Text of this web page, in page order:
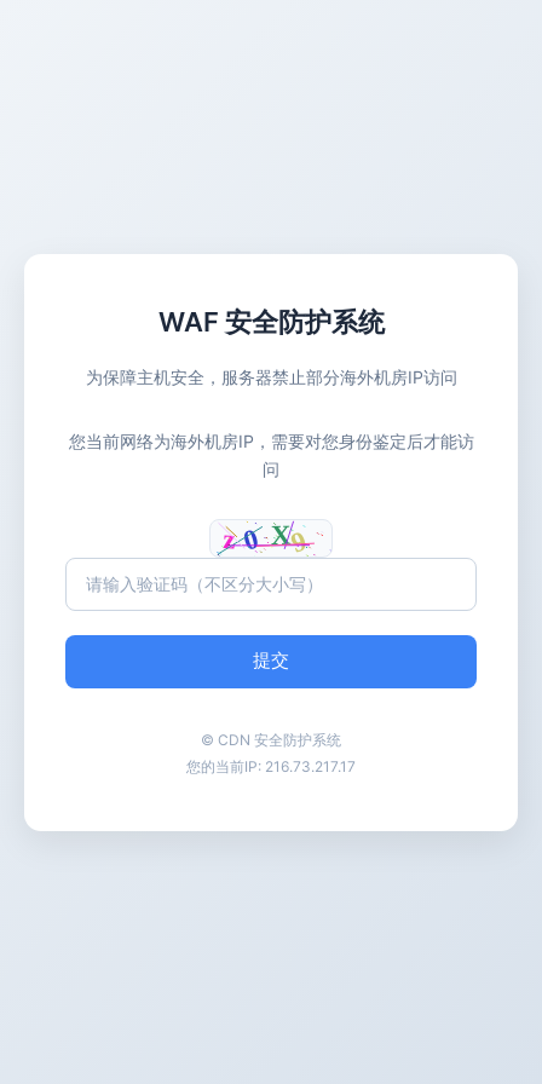
WAF 安全防护系统
为保障主机安全，服务器禁止部分海外机房IP访问
您当前网络为海外机房IP，需要对您身份鉴定后才能访
问
提交
© CDN 安全防护系统
您的当前IP: 216.73.217.17